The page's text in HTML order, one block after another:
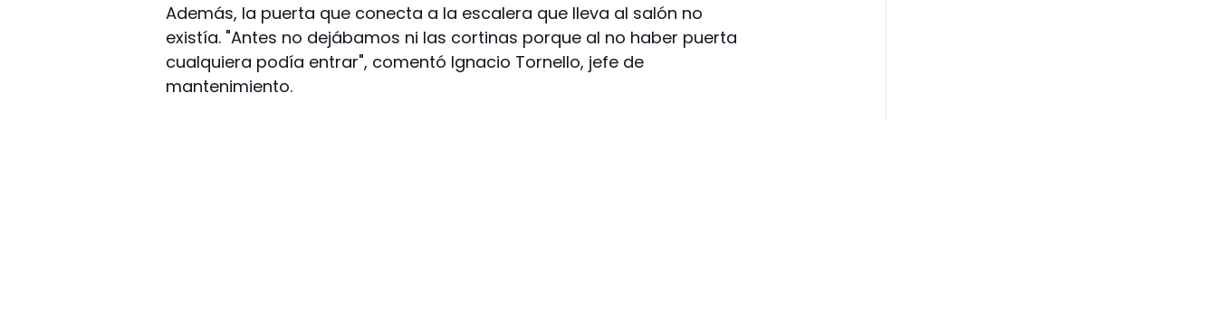
Además, la puerta que conecta a la escalera que lleva al salón no
existía. "Antes no dejábamos ni las cortinas porque al no haber puerta
cualquiera podía entrar", comentó Ignacio Tornello, jefe de
mantenimiento.